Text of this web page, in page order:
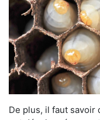
De plus, il faut savoir